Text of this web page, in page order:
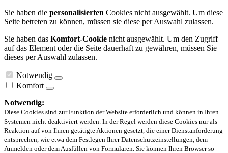
Sie haben die personalisierten Cookies nicht ausgewählt. Um diese
Seite betreten zu können, müssen sie diese per Auswahl zulassen.
Sie haben das Komfort-Cookie nicht ausgewählt. Um den Zugriff
auf das Element oder die Seite dauerhaft zu gewähren, müssen Sie
dieses per Auswahl zulassen.
Notwendig
Komfort
Notwendig:
Diese Cookies sind zur Funktion der Website erforderlich und können in Ihren
Systemen nicht deaktiviert werden. In der Regel werden diese Cookies nur als
Reaktion auf von Ihnen getätigte Aktionen gesetzt, die einer Dienstanforderung
entsprechen, wie etwa dem Festlegen Ihrer Datenschutzeinstellungen, dem
Anmelden oder dem Ausfüllen von Formularen. Sie können Ihren Browser so